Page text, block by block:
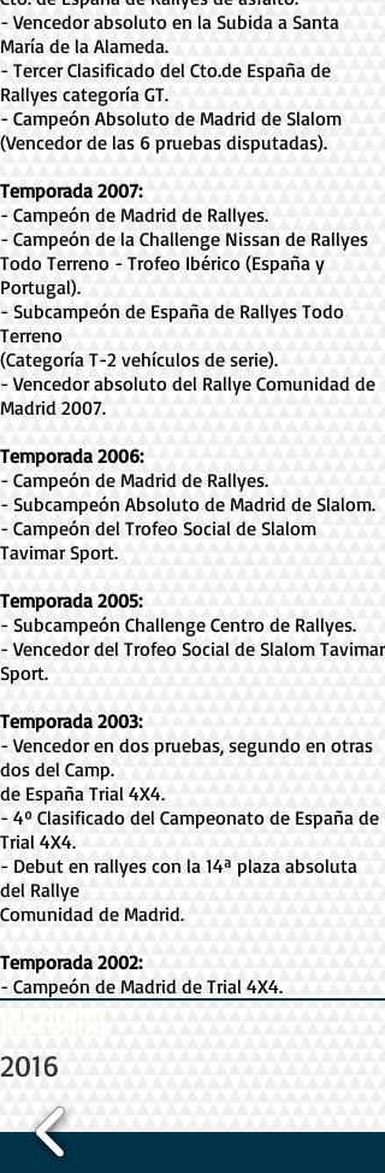
- Vencedor absoluto en la Subida a Santa
María de la Alameda.
- Tercer Clasificado del Cto.de España de
Rallyes categoría GT.
- Campeón Absoluto de Madrid de Slalom
(Vencedor de las 6 pruebas disputadas).
Temporada 2007:
- Campeón de Madrid de Rallyes.
- Campeón de la Challenge Nissan de Rallyes
Todo Terreno - Trofeo Ibérico (España y
Portugal).
- Subcampeón de España de Rallyes Todo
Terreno
(Categoría T-2 vehículos de serie).
- Vencedor absoluto del Rallye Comunidad de
Madrid 2007.
Temporada 2006:
- Campeón de Madrid de Rallyes.
- Subcampeón Absoluto de Madrid de Slalom.
- Campeón del Trofeo Social de Slalom
Tavimar Sport.
Temporada 2005:
- Subcampeón Challenge Centro de Rallyes.
- Vencedor del Trofeo Social de Slalom Tavimar
Sport.
Temporada 2003:
- Vencedor en dos pruebas, segundo en otras
dos del Camp.
de España Trial 4X4.
- 4º Clasificado del Campeonato de España de
Trial 4X4.
- Debut en rallyes con la 14ª plaza absoluta
del Rallye
Comunidad de Madrid.
Temporada 2002:
- Campeón de Madrid de Trial 4X4.
2016